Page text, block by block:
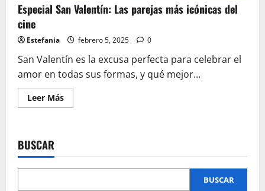
Especial San Valentín: Las parejas más icónicas del
cine
Estefania febrero 5, 2025 0
San Valentín es la excusa perfecta para celebrar el
amor en todas sus formas, y qué mejor...
Leer MásLeer
más
Las
más
del
BUSCAR
BUSCAR